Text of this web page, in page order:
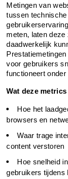
Metingen van
tussen
meten, laten
daadwerkelijk
voor gebruikers
functioneert
Wat deze
Hoe het
browsers en
Waar trage
content verstoren
Hoe snelheid
gebruikers tijdens